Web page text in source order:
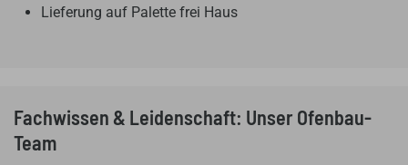
Lieferung auf Palette frei Haus
Fachwissen & Leidenschaft: Unser Ofenbau-
Team